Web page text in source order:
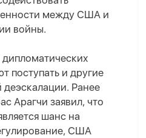
между США и
войны.
поступать и другие
Ранее
Арагчи заявил, что
шанс на
США